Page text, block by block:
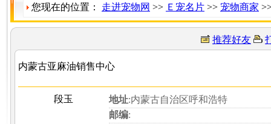
您现在的位置： 走进宠物网 >> Ｅ宠名片 >> 宠物商家
推荐好友
内蒙古亚麻油销售中心
段玉 地址:内蒙古自治区呼和浩特
邮编: